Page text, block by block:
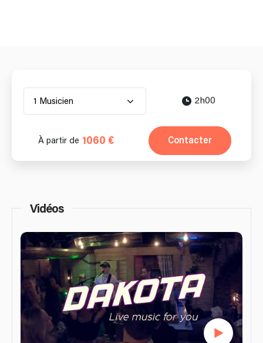
1 Musicien 2h00
À partir de 1060 € Contacter
Vidéos